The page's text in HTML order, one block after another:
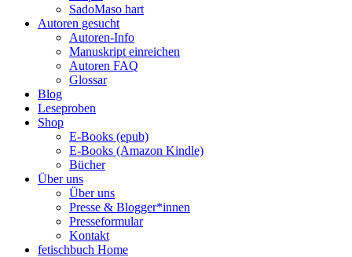
SadoMaso hart
Autoren gesucht
Autoren-Info
Manuskript einreichen
Autoren FAQ
Glossar
Blog
Leseproben
Shop
E-Books (epub)
E-Books (Amazon Kindle)
Bücher
Über uns
Über uns
Presse & Blogger*innen
Presseformular
Kontakt
fetischbuch Home